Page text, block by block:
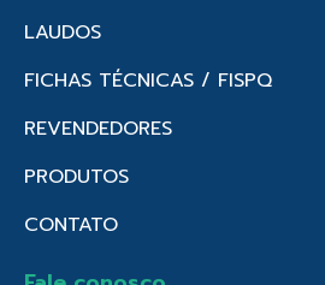
LAUDOS
FICHAS TÉCNICAS / FISPQ
REVENDEDORES
PRODUTOS
CONTATO